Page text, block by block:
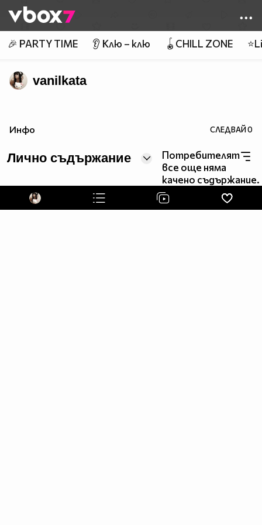
👾
🎉 PARTY TIME 👂 Клю – клю 🪀CHILL ZONE
vanilkata
Инфо СЛЕДВАЙ0
Лично съдържание
Потребителят
все още няма
качено съдържание.